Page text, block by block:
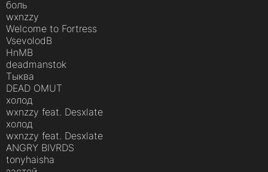
боль
wxnzzy
Welcome to Fortress
VsevolodB
HnMB
deadmanstok
Тыква
DEAD OMUT
холод
wxnzzy feat. Desxlate
холод
wxnzzy feat. Desxlate
ANGRY BIVRDS
tonyhaisha